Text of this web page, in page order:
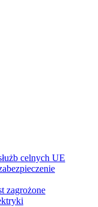
celnych UE
zagrożone